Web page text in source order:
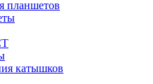
планшетов
катышков